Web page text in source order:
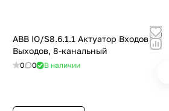
ABB IO/S8.6.1.1 Актуатор Входов/
Выходов, 8-канальный
0 0 В наличии